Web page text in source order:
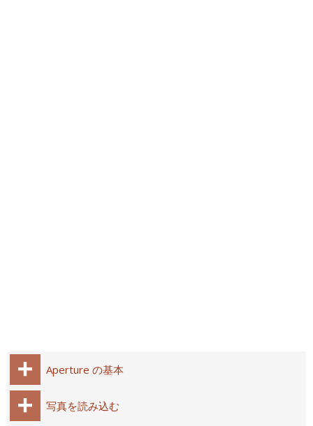
Aperture の基本
写真を読み込む